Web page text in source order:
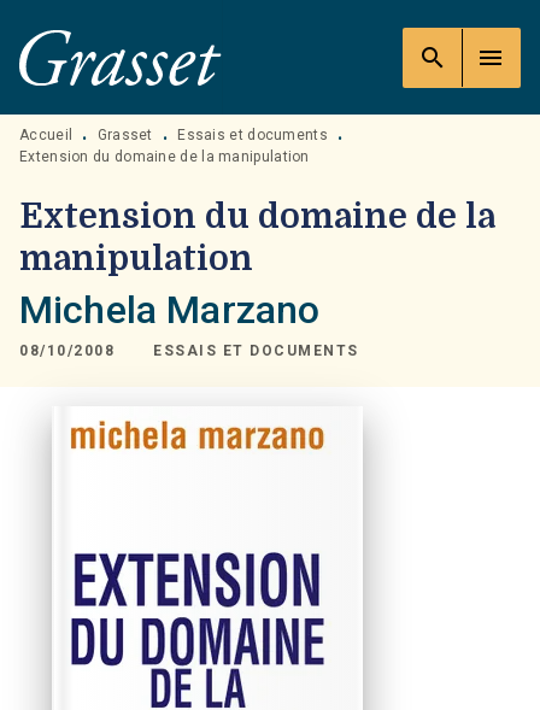
MENU RECHERCHE
PIED DE PAGE
search menu
Accueil • Grasset • Essais et documents
•
Extension du domaine de la manipulation
Extension du domaine de la
manipulation
Michela Marzano
08/10/2008 ESSAIS ET DOCUMENTS